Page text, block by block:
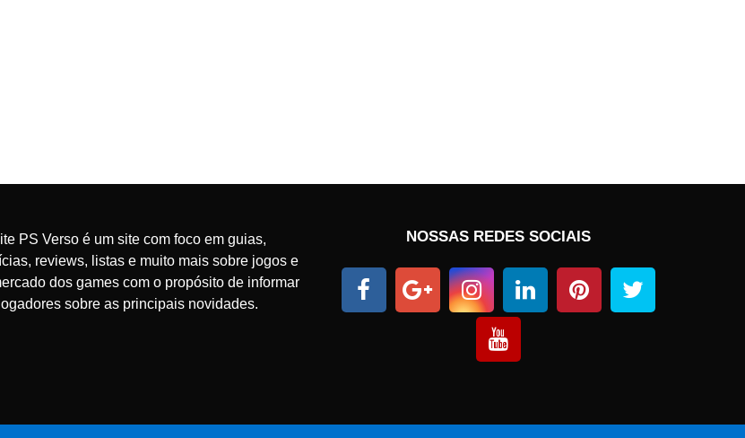
PS Verso é um site com foco em guias,
reviews, listas e muito mais sobre jogos e
dos games com o propósito de informar
sobre as principais novidades.
NOSSAS REDES SOCIAIS